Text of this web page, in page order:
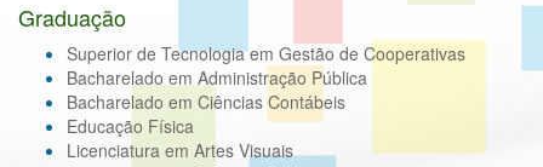
Graduação
Superior de Tecnologia em Gestão de Cooperativas
Bacharelado em Administração Pública
Bacharelado em Ciências Contábeis
Educação Física
Licenciatura em Artes Visuais